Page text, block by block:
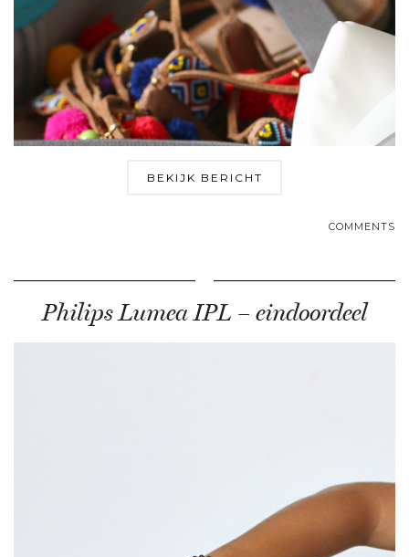
BEKIJK BERICHT
COMMENTS
Philips Lumea IPL – eindoordeel